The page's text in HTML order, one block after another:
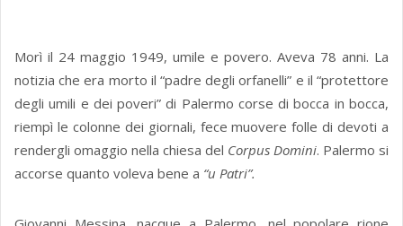
Morì il 24 maggio 1949, umile e povero. Aveva 78 anni. La
notizia che era morto il “padre degli orfanelli” e il “protettore
degli umili e dei poveri” di Palermo corse di bocca in bocca,
riempì le colonne dei giornali, fece muovere folle di devoti a
rendergli omaggio nella chiesa del Corpus Domini. Palermo si
accorse quanto voleva bene a “u Patri”.